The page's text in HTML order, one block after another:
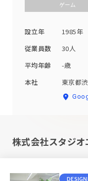
ゲーム
設立年
1985年
従業員数
30人
平均年齢
-歳
本社
東京都
株式会社スタジ